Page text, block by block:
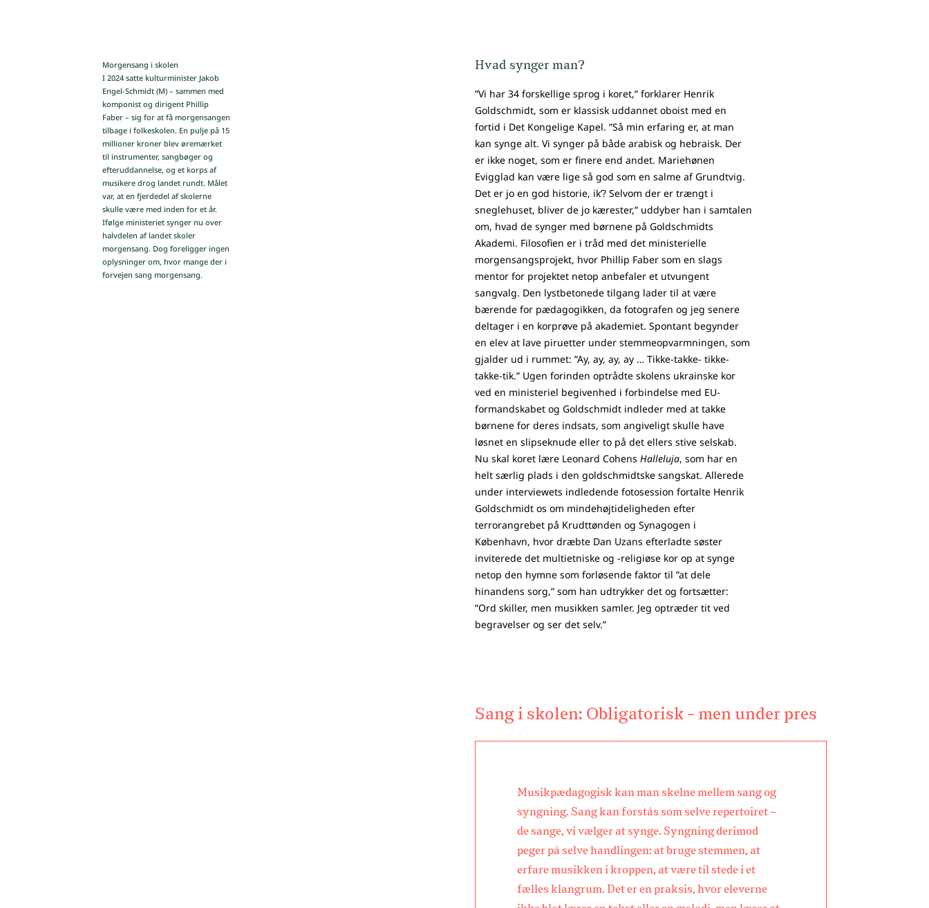
Hvad synger man?
”Vi har 34 forskellige sprog i koret,” forklarer Henrik
Goldschmidt, som er klassisk uddannet oboist med en
fortid i Det Kongelige Kapel. ”Så min erfaring er, at man
kan synge alt. Vi synger på både arabisk og hebraisk. Der
er ikke noget, som er finere end andet. Mariehønen
Evigglad kan være lige så god som en salme af Grundtvig.
Det er jo en god historie, ik’? Selvom der er trængt i
sneglehuset, bliver de jo kærester,” uddyber han i samtalen
om, hvad de synger med børnene på Goldschmidts
Akademi. Filosofien er i tråd med det ministerielle
morgensangsprojekt, hvor Phillip Faber som en slags
mentor for projektet netop anbefaler et utvungent
sangvalg. Den lystbetonede tilgang lader til at være
bærende for pædagogikken, da fotografen og jeg senere
deltager i en korprøve på akademiet. Spontant begynder
en elev at lave piruetter under stemmeopvarmningen, som
gjalder ud i rummet: ”Ay, ay, ay, ay … Tikke-takke- tikke-
takke-tik.” Ugen forinden optrådte skolens ukrainske kor
ved en ministeriel begivenhed i forbindelse med EU-
formandskabet og Goldschmidt indleder med at takke
børnene for deres indsats, som angiveligt skulle have
løsnet en slipseknude eller to på det ellers stive selskab.
Nu skal koret lære Leonard CohensHalleluja, som har en
helt særlig plads i den goldschmidtske sangskat. Allerede
under interviewets indledende fotosession fortalte Henrik
Goldschmidt os om mindehøjtideligheden efter
terrorangrebet på Krudttønden og Synagogen i
København, hvor dræbte Dan Uzans efterladte søster
inviterede det multietniske og -religiøse kor op at synge
netop den hymne som forløsende faktor til ”at dele
hinandens sorg,” som han udtrykker det og fortsætter:
”Ord skiller, men musikken samler. Jeg optræder tit ved
begravelser og ser det selv.”
Morgensang i skolen
I 2024 satte kulturminister Jakob
Engel-Schmidt (M) – sammen med
komponist og dirigent Phillip
Faber – sig for at få morgensangen
tilbage i folkeskolen. En pulje på 15
millioner kroner blev øremærket
til instrumenter, sangbøger og
efteruddannelse, og et korps af
musikere drog landet rundt. Målet
var, at en fjerdedel af skolerne
skulle være med inden for et år.
Ifølge ministeriet synger nu over
halvdelen af landet skoler
morgensang. Dog foreligger ingen
oplysninger om, hvor mange der i
forvejen sang morgensang.
Sang i skolen: Obligatorisk - men under pres
Musikpædagogisk kan man skelne mellem sang og
syngning. Sang kan forstås som selve repertoiret –
de sange, vi vælger at synge. Syngning derimod
peger på selve handlingen: at bruge stemmen, at
erfare musikken i kroppen, at være til stede i et
fælles klangrum. Det er en praksis, hvor eleverne